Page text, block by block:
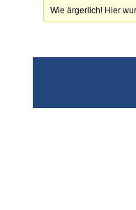
Wie ärgerlich! Hier